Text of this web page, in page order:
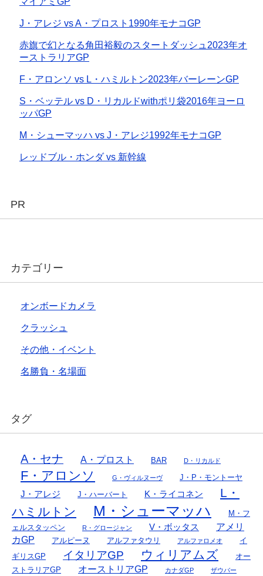
J・アレジ vs A・プロスト1990年モナコGP
赤旗で幻となる角田裕毅のスタートダッシュ2023年オ
ーストラリアGP
F・アロンソ vs L・ハミルトン2023年バーレーンGP
S・ベッテル vs D・リカルドwithポリ袋2016年ヨーロ
ッパGP
M・シューマッハ vs J・アレジ1992年モナコGP
レッドブル・ホンダ vs 新幹線
PR
カテゴリー
オンボードカメラ
クラッシュ
その他・イベント
名勝負・名場面
タグ
A・セナ A・プロスト BAR D・リカルド
F・アロンソ G・ヴィルヌーヴ J・P・モントーヤ
J・アレジ J・ハーバート K・ライコネン
L・
ハミルトン
M・シューマッハ
M・フ
ェルスタッペン
R・グロージャン V・ボッタス
アメリ
カGP
アルピーヌ アルファタウリ アルファロメオ
イ
ギリスGP
イタリアGP ウィリアムズ
オー
ストラリアGP
オーストリアGP カナダGP ザウバー